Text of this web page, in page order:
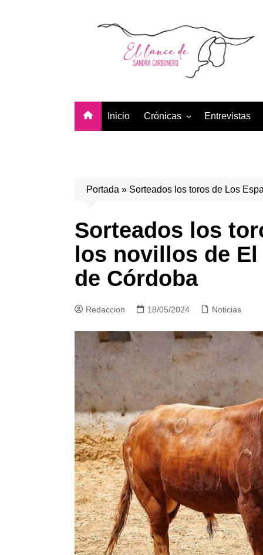
Inicio Crónicas
Temporada 2021
Entrevistas
Portada » Sorteados los toros de Los
Sorteados los
los novillos de
de Córdoba
Redaccion 18/05/2024 Noticias